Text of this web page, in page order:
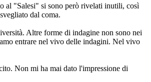
al "Salesi" si sono però rivelati inutili, così
dal coma.
Altre forme di indagine non sono nei
entrare nel vivo delle indagini. Nel vivo
Non mi ha mai dato l'impressione di